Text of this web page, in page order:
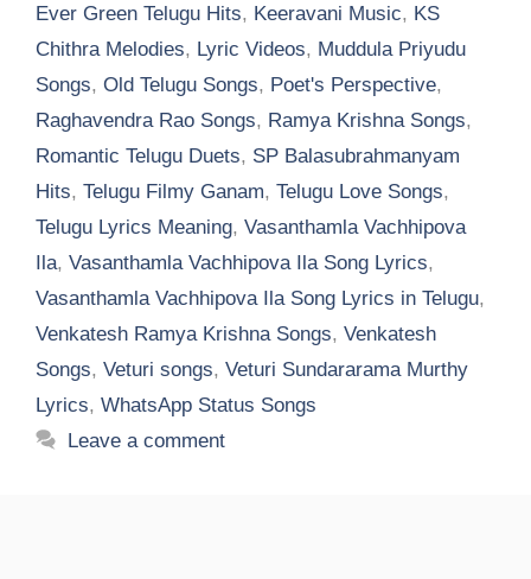
Ever Green Telugu Hits, Keeravani Music, KS
Chithra Melodies, Lyric Videos, Muddula Priyudu
Songs, Old Telugu Songs, Poet's Perspective,
Raghavendra Rao Songs, Ramya Krishna Songs,
Romantic Telugu Duets, SP Balasubrahmanyam
Hits, Telugu Filmy Ganam, Telugu Love Songs,
Telugu Lyrics Meaning, Vasanthamla Vachhipova
Ila, Vasanthamla Vachhipova Ila Song Lyrics,
Vasanthamla Vachhipova Ila Song Lyrics in Telugu,
Venkatesh Ramya Krishna Songs, Venkatesh
Songs, Veturi songs, Veturi Sundararama Murthy
Lyrics, WhatsApp Status Songs
Leave a comment